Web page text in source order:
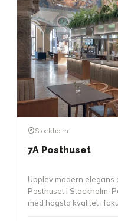
Stockholm
7A Posthuset
Upplev modern elegans
Posthuset i Stockholm.
med högsta kvalitet i